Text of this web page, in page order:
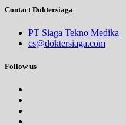
Contact Doktersiaga
PT Siaga Tekno Medika
cs@doktersiaga.com
Follow us